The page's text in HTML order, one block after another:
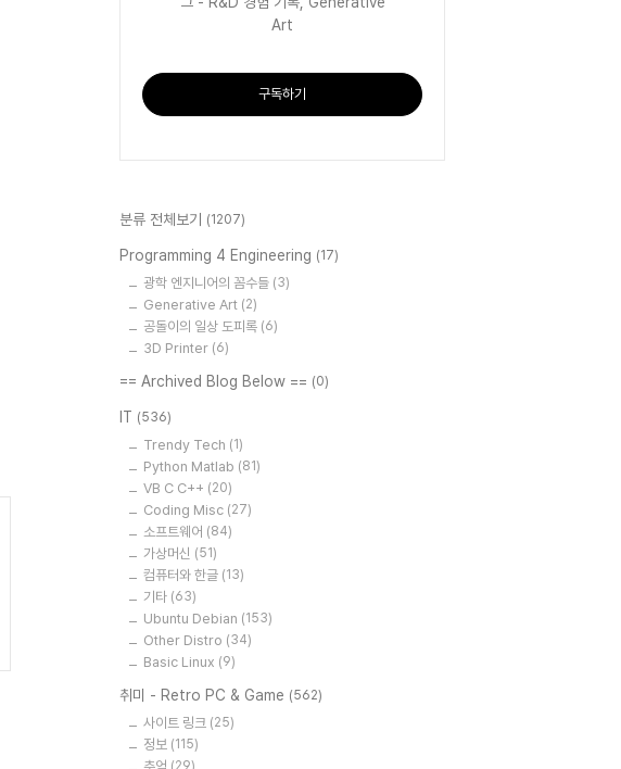
Art
구독하기
분류 전체보기 (1207)
Programming 4 Engineering (17)
광학 엔지니어의 꼼수들 (3)
Generative Art (2)
공돌이의 일상 도피록 (6)
3D Printer (6)
== Archived Blog Below == (0)
IT (536)
Trendy Tech (1)
Python Matlab (81)
VB C C++ (20)
Coding Misc (27)
소프트웨어 (84)
가상머신 (51)
컴퓨터와 한글 (13)
기타 (63)
Ubuntu Debian (153)
Other Distro (34)
Basic Linux (9)
취미 - Retro PC & Game (562)
사이트 링크 (25)
정보 (115)
(29)